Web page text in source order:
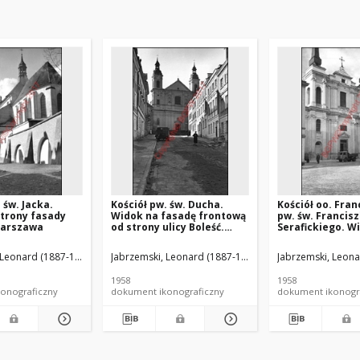
św. Jacka.
fasady
(1887-1970).
Kościół pw. św. Ducha.
Widok na fasadę frontową
od strony ulicy Boleść.
Jabrzemski, Leonard (1887-1970).
1958
dokument ikonograficzny
Kościół oo.
pw. św.
Serafickiego.
Warszawa
Jabrzemski,
1958
dokument